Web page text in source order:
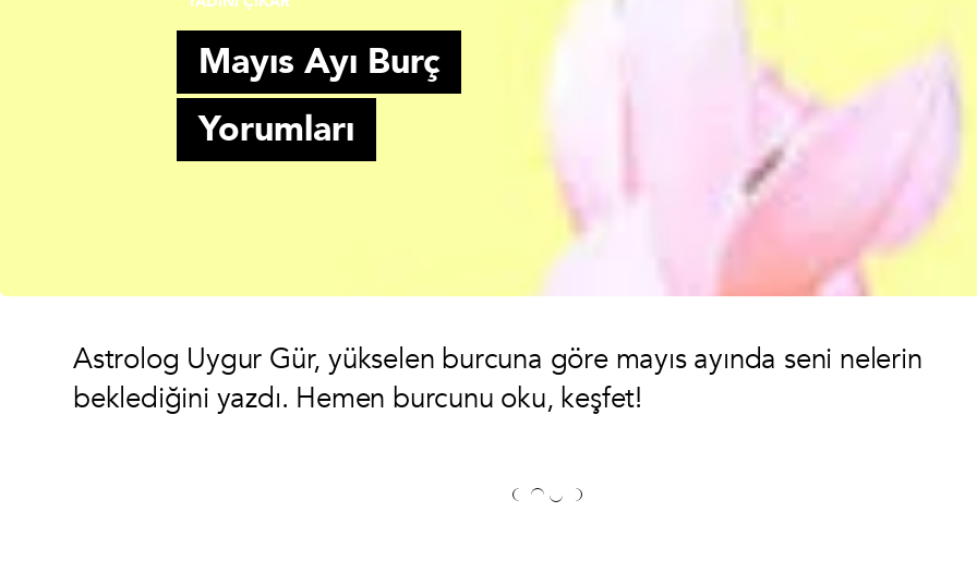
Mayıs Ayı Burç
Yorumları
Astrolog Uygur Gür, yükselen burcuna göre mayıs ayında seni nelerin
beklediğini yazdı. Hemen burcunu oku, keşfet!